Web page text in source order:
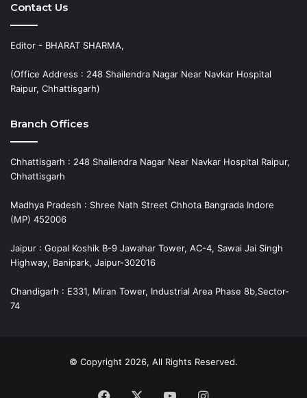
Contact Us
Editor - BHARAT SHARMA,
(Office Address : 248 Shailendra Nagar Near Navkar Hospital
Raipur, Chhattisgarh)
Branch Offices
Chhattisgarh : 248 Shailendra Nagar Near Navkar Hospital Raipur,
Chhattisgarh
Madhya Pradesh : Shree Nath Street Chhota Bangrada Indore
(MP) 452006
Jaipur : Gopal Koshik B-9 Jawahar Tower, AC-4, Sawai Jai Singh
Highway, Banipark, Jaipur-302016
Chandigarh : E331, Miran Tower, Industrial Area Phase 8b,Sector-
74
© Copyright 2026, All Rights Reserved.
Facebook YouTubeInstagram